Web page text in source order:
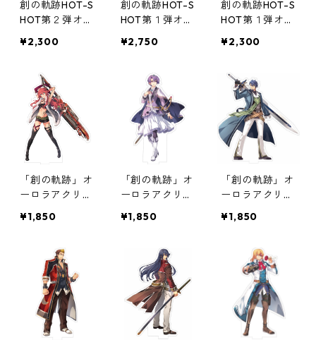
創の軌跡HOT-S
HOT第２弾オー
タンド
¥2,300
創の軌跡HOT-S
HOT第１弾オー
タンド
¥2,750
創の軌跡HOT-S
HOT第１弾オー
タンド
¥2,300
「創の軌跡」オ
ーロラアクリル
¥1,850
「創の軌跡」オ
ーロラアクリル
¥1,850
「創の軌跡」オ
ーロラアクリル
¥1,850